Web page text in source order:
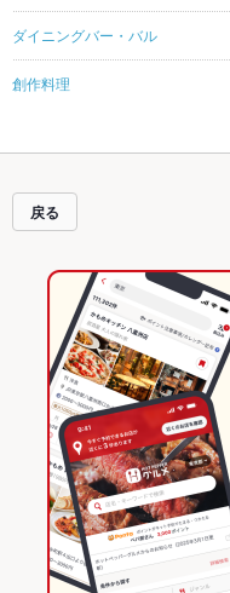
ダイニングバー・バル
創作料理
戻る